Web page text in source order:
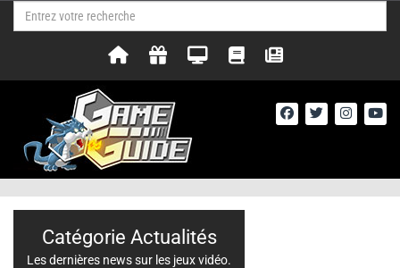
Catégorie Actualités
Les dernières news sur les jeux vidéo.